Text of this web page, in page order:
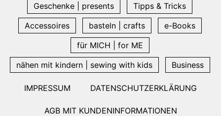
Geschenke | presents
Tipps & Tricks
Accessoires
basteln | crafts
e-Books
für MICH | for ME
nähen mit kindern | sewing with kids
Business
IMPRESSUM DATENSCHUTZERKLÄRUNG
AGB MIT KUNDENINFORMATIONEN